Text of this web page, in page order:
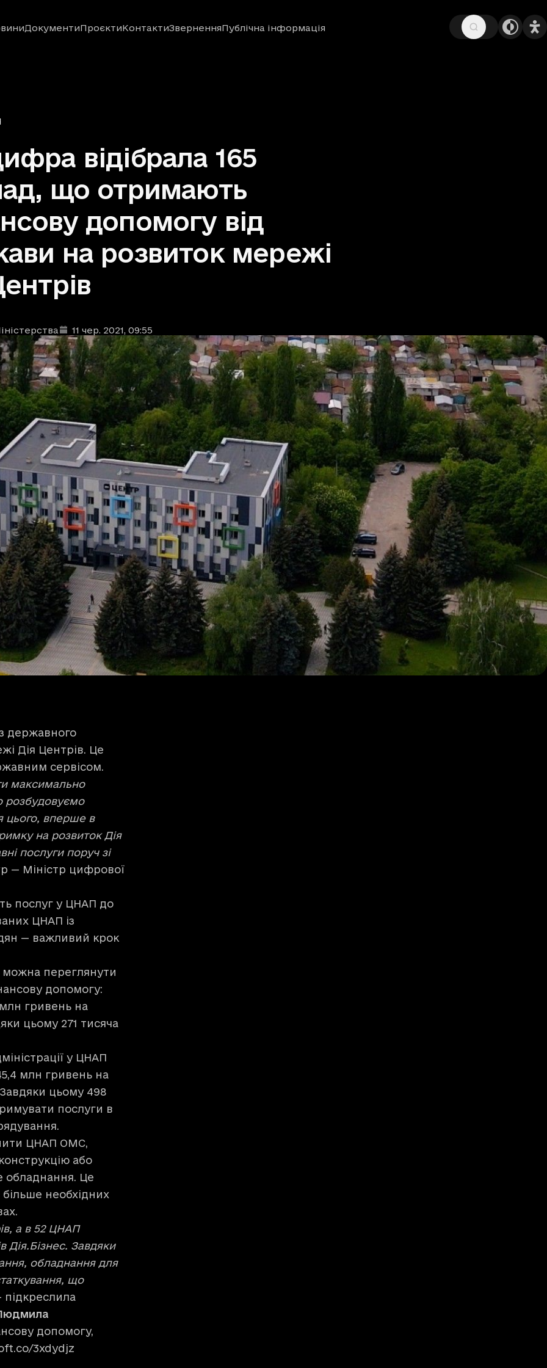
ДокументиПроєктиКонтактиЗверненняПублічна інформація
відібрала 165
що отримають
допомогу від
на розвиток мережі
: 11 чер. 2021, 09:55
державного
Дія Центрів. Це
сервісом.
максимально
розбудовуємо
цього, вперше в
на розвиток Дія
послуги поруч зі
— Міністр цифрової
послуг у ЦНАП до
ЦНАП із
— важливий крок
можна переглянути
допомогу:
гривень на
цьому 271 тисяча
у ЦНАП
млн гривень на
цьому 498
послуги в
ЦНАП ОМС,
або
обладнання. Це
необхідних
а в 52 ЦНАП
Дія.Бізнес. Завдяки
обладнання для
що
підкреслила
допомогу,
3xdydjz